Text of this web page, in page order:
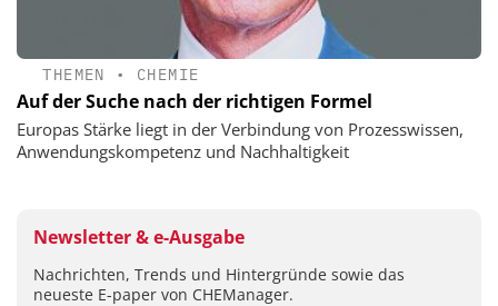
THEMEN • CHEMIE
Auf der Suche nach der richtigen Formel
Europas Stärke liegt in der Verbindung von Prozesswissen,
Anwendungskompetenz und Nachhaltigkeit
Newsletter & e-Ausgabe
Nachrichten, Trends und Hintergründe sowie das
neueste E-paper von CHEManager.